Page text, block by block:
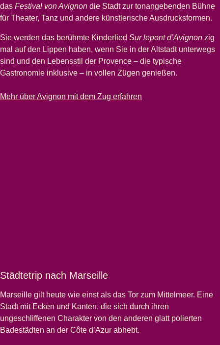
das Festival von Avignon die Stadt zur tonangebenden Bühne
für Theater, Tanz und andere künstlerische Ausdrucksformen.
Sie werden das berühmte Kinderlied Sur lepont d’Avignon zig
mal auf den Lippen haben, wenn Sie in der Altstadt unterwegs
sind und den Lebensstil der Provence – die typische
Gastronomie inklusive – in vollen Zügen genießen.
Mehr über Avignon mit dem Zug erfahren
-Städtetrip nach Avignon
Städtetrip nach Marseille
Marseille gilt heute wie einst als das Tor zum Mittelmeer. Eine
Stadt mit Ecken und Kanten, die sich durch ihren
ungeschliffenen Charakter von den anderen glatt polierten
Badestädten an der Côte d’Azur abhebt.